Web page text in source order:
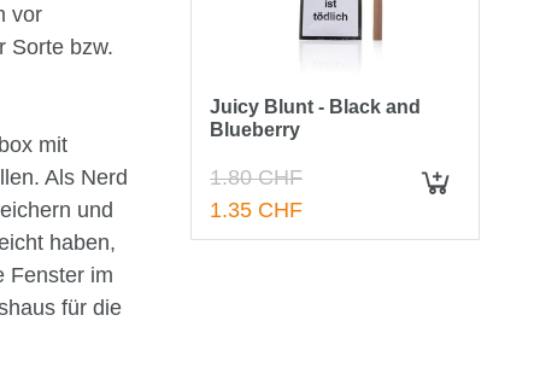
vor
Sorte bzw.
mit
Als Nerd
und
haben,
Fenster im
für die
Juicy Blunt - Black and
Blueberry
1.80 CHF
1.35 CHF